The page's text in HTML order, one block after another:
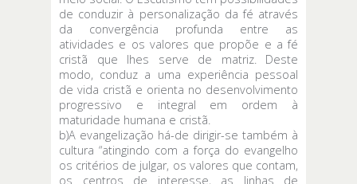
de conduzir à personalização da fé através
da convergência profunda entre as
atividades e os valores que propõe e a fé
cristã que lhes serve de matriz. Deste
modo, conduz a uma experiência pessoal
de vida cristã e orienta no desenvolvimento
progressivo e integral em ordem à
maturidade humana e cristã.
b)A evangelização há-de dirigir-se também à
cultura “atingindo com a força do evangelho
os critérios de julgar, os valores que contam,
os centros de interesse, as linhas de